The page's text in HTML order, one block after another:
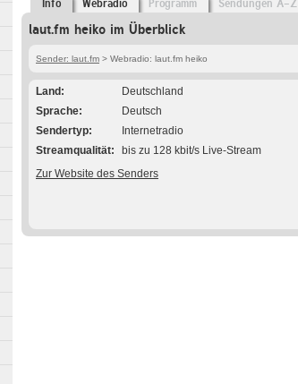
Info Webradio Programm Sendungen A-Z
laut.fm heiko im Überblick
Sender: laut.fm > Webradio: laut.fm heiko
Land
Deutschland
Sprache
Deutsch
Sendertyp
Internetradio
Streamqualität
bis zu 128 kbit/s Live-Stream
Zur Website des Senders